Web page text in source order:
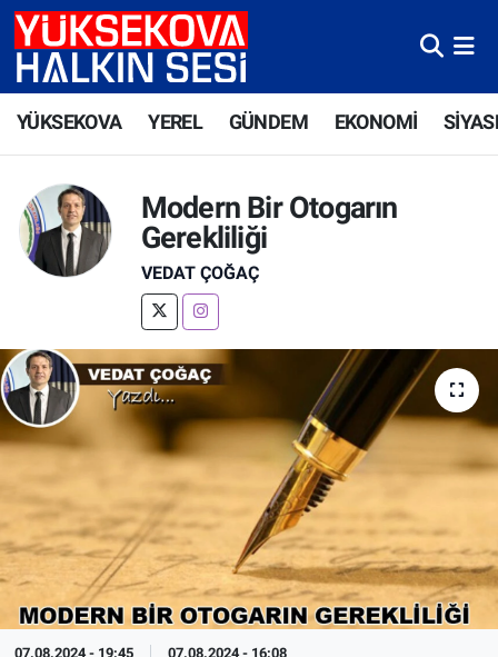
YÜKSEKOVA YEREL GÜNDEM EKONOMİ
Modern Bir Otogarın
Gerekliliği
VEDAT ÇOĞAÇ
07.08.2024 - 19:45 07.08.2024 - 16:08
Yüksekova Nöbetçi Eczaneler
Yüksekova Trafik Yoğunluk Haritası
Süper Lig Puan Durumu ve Fikstür
Tüm Manşetler
Son Dakika Haberleri
Haber Arşivi